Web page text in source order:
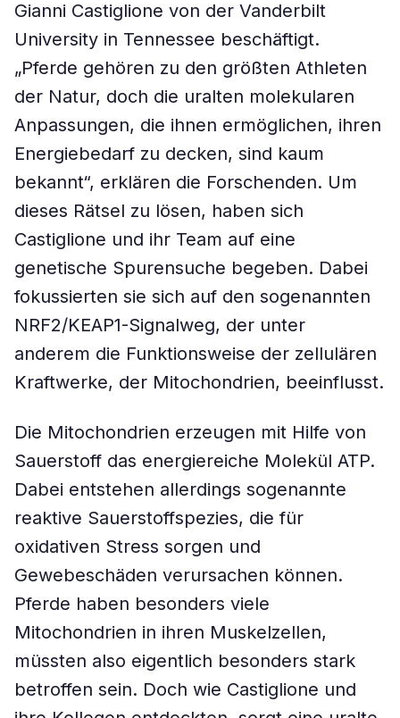
Gianni Castiglione von der Vanderbilt
University in Tennessee beschäftigt.
„Pferde gehören zu den größten Athleten
der Natur, doch die uralten molekularen
Anpassungen, die ihnen ermöglichen, ihren
Energiebedarf zu decken, sind kaum
bekannt“, erklären die Forschenden. Um
dieses Rätsel zu lösen, haben sich
Castiglione und ihr Team auf eine
genetische Spurensuche begeben. Dabei
fokussierten sie sich auf den sogenannten
NRF2/KEAP1-Signalweg, der unter
anderem die Funktionsweise der zellulären
Kraftwerke, der Mitochondrien, beeinflusst.
Die Mitochondrien erzeugen mit Hilfe von
Sauerstoff das energiereiche Molekül ATP.
Dabei entstehen allerdings sogenannte
reaktive Sauerstoffspezies, die für
oxidativen Stress sorgen und
Gewebeschäden verursachen können.
Pferde haben besonders viele
Mitochondrien in ihren Muskelzellen,
müssten also eigentlich besonders stark
betroffen sein. Doch wie Castiglione und